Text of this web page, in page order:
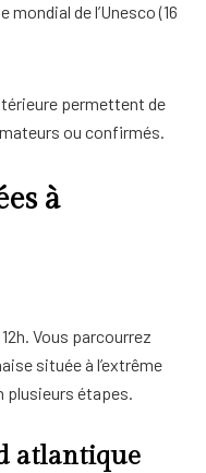
de l’Unesco (16
permettent de
ou confirmés.
à
12h. Vous parcourrez
située à l’extrême
plusieurs étapes.
atlantique